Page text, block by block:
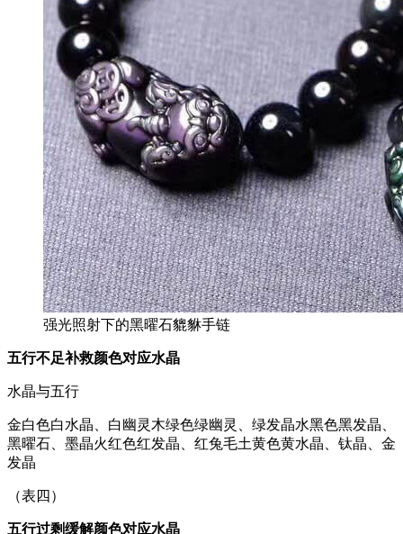
强光照射下的黑曜石貔貅手链
五行不足补救颜色对应水晶
水晶与五行
金白色白水晶、白幽灵木绿色绿幽灵、绿发晶水黑色黑发晶、
黑曜石、墨晶火红色红发晶、红兔毛土黄色黄水晶、钛晶、金
发晶
（表四）
五行过剩缓解颜色对应水晶